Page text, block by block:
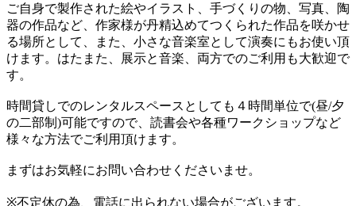
ご自身で製作された絵やイラスト、手づくりの物、写真、陶
器の作品など、作家様が丹精込めてつくられた作品を咲かせ
る場所として、また、小さな音楽室として演奏にもお使い頂
けます。はたまた、展示と音楽、両方でのご利用も大歓迎で
す。
時間貸しでのレンタルスペースとしても４時間単位で(昼/夕
の二部制)可能ですので、読書会や各種ワークショップなど
様々な方法でご利用頂けます。
まずはお気軽にお問い合わせくださいませ。
※不定休の為、電話に出られない場合がございます。